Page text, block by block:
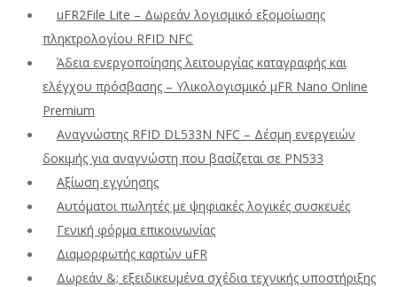
uFR2File Lite – Δωρεάν λογισμικό εξομοίωσης
πληκτρολογίου RFID NFC
Άδεια ενεργοποίησης λειτουργίας καταγραφής και
ελέγχου πρόσβασης – Υλικολογισμικό μFR Nano Online
Premium
Αναγνώστης RFID DL533N NFC – Δέσμη ενεργειών
δοκιμής για αναγνώστη που βασίζεται σε PN533
Αξίωση εγγύησης
Αυτόματοι πωλητές με ψηφιακές λογικές συσκευές
Γενική φόρμα επικοινωνίας
Διαμορφωτής καρτών uFR
Δωρεάν &; εξειδικευμένα σχέδια τεχνικής υποστήριξης